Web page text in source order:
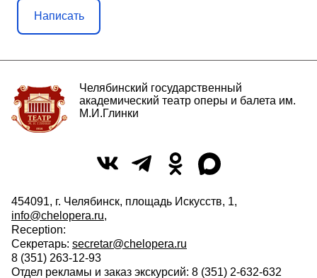
Написать
Челябинский государственный
академический театр оперы и балета им.
М.И.Глинки
454091, г. Челябинск, площадь Искусств, 1,
info@chelopera.ru,
Reception:
Секретарь: secretar@chelopera.ru
8 (351) 263-12-93
Отдел рекламы и заказ экскурсий: 8 (351) 2-632-632